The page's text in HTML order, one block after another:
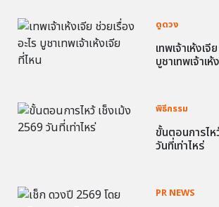
ดูดวง
เทพเจ้าเห้งเจี
บูชาเทพเจ้าเห้
พิธีกรรม
ขั้นตอนการไห
วันที่เท่าไหร่
PR NEWS